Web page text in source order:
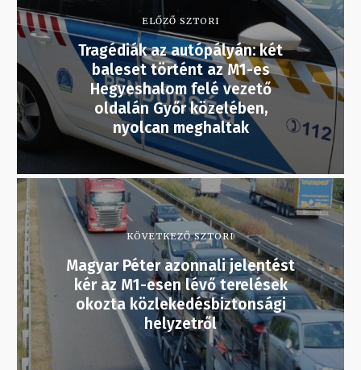
ELŐZŐ SZTORI
Tragédiák az autópályán: két
baleset történt az M1-es
Hegyeshalom felé vezető
oldalán Győr közelében,
nyolcan meghaltak
KÖVETKEZŐ SZTORI
Magyar Péter azonnali jelentést
kér az M1-esen lévő terelések
okozta közlekedésbiztonsági
helyzetről